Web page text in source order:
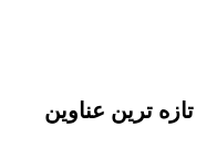
تازه ترین عناوین